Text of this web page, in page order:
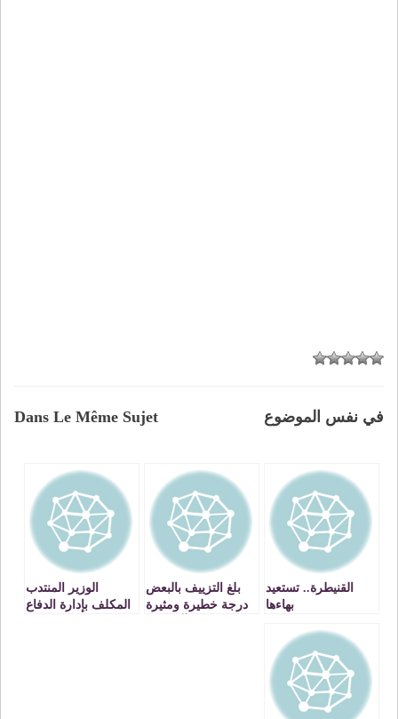
Dans Le Même Sujet في نفس الموضوع
القنيطرة.. تستعيد
بهاءها
بلغ التزييف بالبعض
درجة خطيرة ومثيرة
الوزير المنتدب
المكلف بإدارة الدفاع